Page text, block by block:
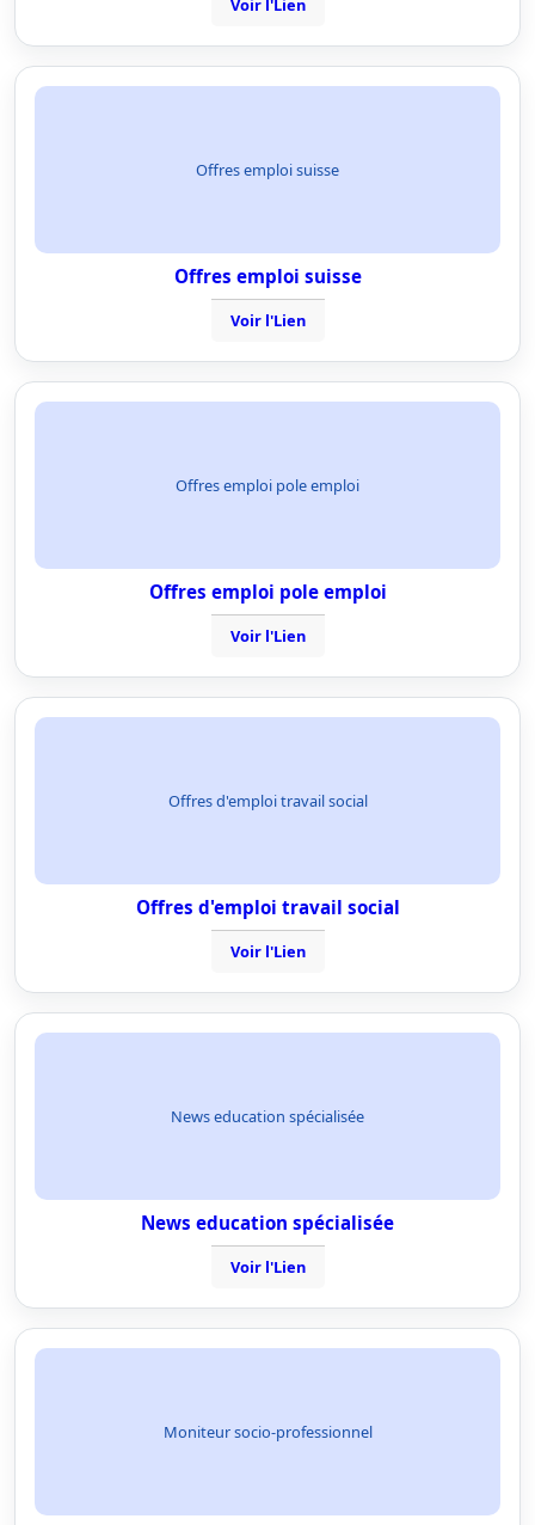
Voir l'Lien
Offres emploi suisse
Offres emploi suisse
Voir l'Lien
Offres emploi pole emploi
Offres emploi pole emploi
Voir l'Lien
Offres d'emploi travail social
Offres d'emploi travail social
Voir l'Lien
News education spécialisée
News education spécialisée
Voir l'Lien
Moniteur socio-professionnel